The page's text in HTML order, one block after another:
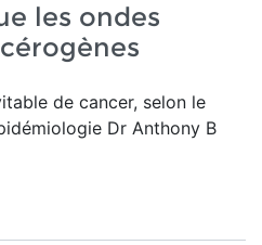
les ondes
de cancer, selon le
Dr Anthony B